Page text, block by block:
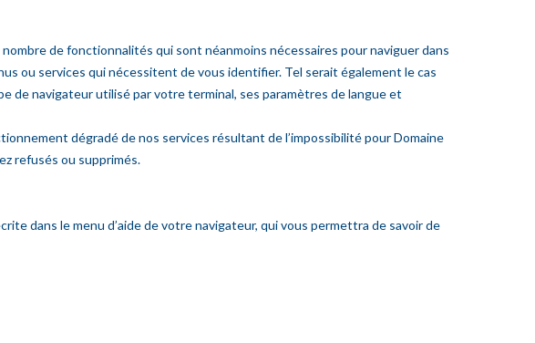
de fonctionnalités qui sont néanmoins nécessaires pour naviguer dans
ou services qui nécessitent de vous identifier. Tel serait également le cas
de navigateur utilisé par votre terminal, ses paramètres de langue et
dégradé de nos services résultant de l’impossibilité pour Domaine
refusés ou supprimés.
dans le menu d’aide de votre navigateur, qui vous permettra de savoir de